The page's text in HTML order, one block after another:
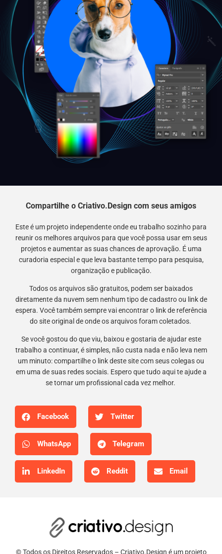
Compartilhe o Criativo.Design com seus amigos
Este é um projeto independente onde eu trabalho sozinho para
reunir os melhores arquivos para que você possa usar em seus
projetos e aumentar as suas chances de aprovação. É uma
curadoria especial e que leva bastante tempo para pesquisa,
organização e publicação.
Todos os arquivos são gratuitos, podem ser baixados
diretamente da nuvem sem nenhum tipo de cadastro ou link de
espera. Você também sempre vai encontrar o link de referência
do site original de onde os arquivos foram coletados.
Se você gostou do que viu, baixou e gostaria de ajudar este
trabalho a continuar, é simples, não custa nada e não leva nem
um minuto: compartilhe o link deste site com seus colegas ou
em uma de suas redes sociais. Espero que tudo aqui te ajude a
se tornar um profissional cada vez melhor.
Facebook Twitter
WhatsApp Telegram
LinkedIn Reddit Email
© Todos os Direitos Reservados – Criativo.Design é um projeto